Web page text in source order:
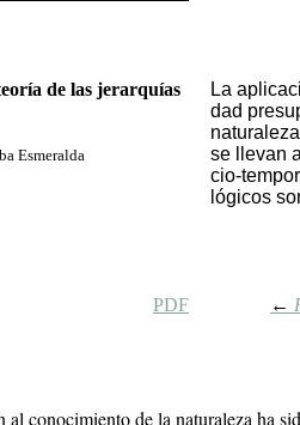
de las jerarquías
La
dad
se lle­van
cio-
ló­gi­cos
Esmeralda
PDF ←
al conocimiento de la naturaleza ha